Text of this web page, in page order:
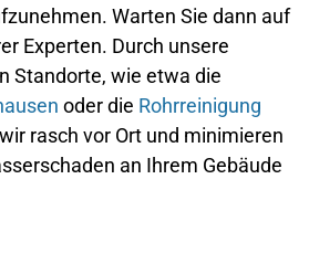
Warten Sie dann auf
Experten. Durch unsere
Standorte, wie etwa die
oder die Rohrreinigung
rasch vor Ort und minimieren
an Ihrem Gebäude